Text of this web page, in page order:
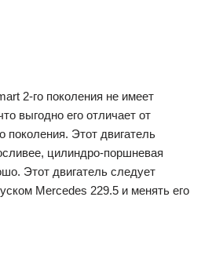
2-го поколения не имеет
выгодно его отличает от
поколения. Этот двигатель
цилиндро-поршневая
Этот двигатель следует
Mercedes 229.5 и менять его